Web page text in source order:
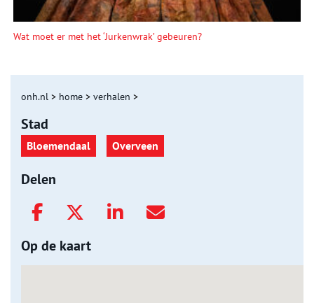
Wat moet er met het ‘Jurkenwrak’ gebeuren?
onh.nl > home > verhalen >
Stad
Bloemendaal Overveen
Delen
Op de kaart